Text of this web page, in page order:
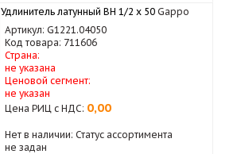
Удлинитель латунный ВН 1/2 х 50Gappo
Артикул: G1221.04050
Код товара: 711606
Страна:
не указана
Ценовой сегмент:
не указан
Цена РИЦ с НДС: 0,00
Нет в наличии: Статус ассортимента
не задан